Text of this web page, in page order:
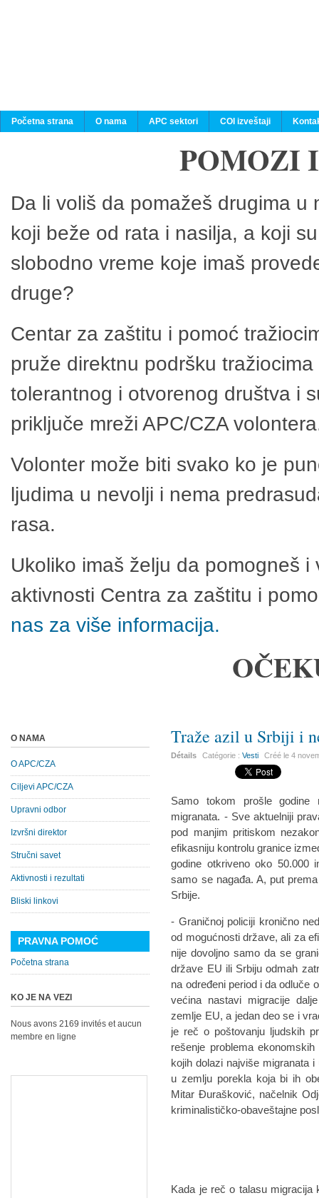
Početna strana O nama APC sektori COI izveštaji
POMOZI
Da li voliš da pomažeš drugima
koji beže od rata i nasilja, a koji
slobodno vreme koje imaš
druge?
Centar za zaštitu i pomoć
pruže direktnu podršku
tolerantnog i otvorenog društva i
priključe mreži APC/CZA
Volonter može biti svako ko je
ljudima u nevolji i nema
rasa.
Ukoliko imaš želju da pomogneš
aktivnosti Centra za zaštitu i
nas za više informacija.
Traže azil u Srbiji i
Détails Catégorie :Vesti Créé le4
Samo tokom prošle godine
migranata. - Sve aktuelniji
pod manjim pritiskom
efikasniju kontrolu granice
godine otkriveno oko 50.000
samo se nagađa. A, put
Srbije.
- Graničnoj policiji kronično
od mogućnosti države, ali za
nije dovoljno samo da se
države EU ili Srbiju odmah
na određeni period i da odluče
većina nastavi migracije
zemlje EU, a jedan deo se i
je reč o poštovanju ljudskih
rešenje problema
kojih dolazi najviše migranata
u zemlju porekla koja bi ih
Mitar Đurašković, načelnik
kriminalističko-obaveštajne
Kada je reč o talasu migracija
O NAMA
O APC/CZA
Ciljevi APC/CZA
Upravni odbor
Izvršni direktor
Stručni savet
Aktivnosti i rezultati
Bliski linkovi
PRAVNA POMOĆ
Početna strana
KO JE NA VEZI
Nous avons 2169 invités et aucun
membre en ligne